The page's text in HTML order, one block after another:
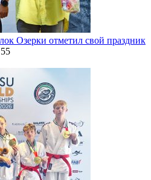
Озерки отметил свой праздник
55